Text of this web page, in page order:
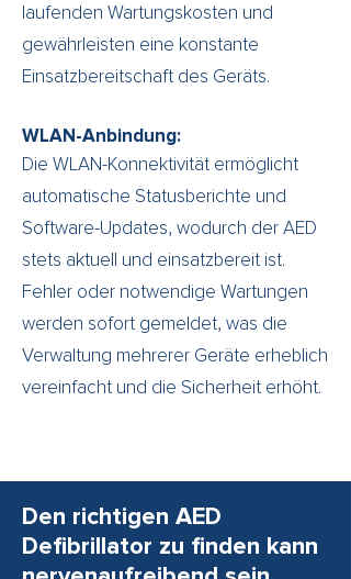
laufenden Wartungskosten und
gewährleisten eine konstante
Einsatzbereitschaft des Geräts.
WLAN-Anbindung:
Die WLAN-Konnektivität ermöglicht
automatische Statusberichte und
Software-Updates, wodurch der AED
stets aktuell und einsatzbereit ist.
Fehler oder notwendige Wartungen
werden sofort gemeldet, was die
Verwaltung mehrerer Geräte erheblich
vereinfacht und die Sicherheit erhöht.
Den richtigen AED
Defibrillator zu finden kann